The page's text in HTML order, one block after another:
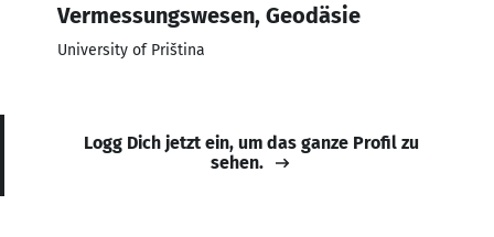
Vermessungswesen, Geodäsie
University of Priština
Logg Dich jetzt ein, um das ganze Profil zu
sehen.